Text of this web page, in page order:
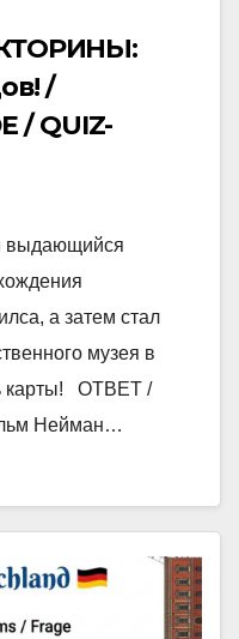
/
/ QUIZ-
выдающийся
а затем стал
музея в
карты! ОТВЕТ /
Нейман…